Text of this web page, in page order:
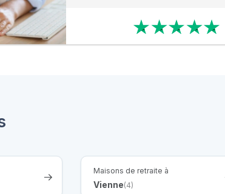
Maisons de retraite à
Vienne(4)